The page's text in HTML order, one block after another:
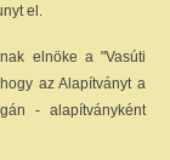
el.
elnöke a "Vasúti
az Alapítványt a
- alapítványként